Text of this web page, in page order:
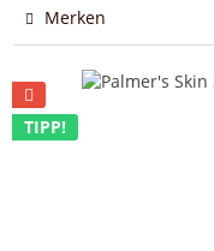
Merken
TIPP!